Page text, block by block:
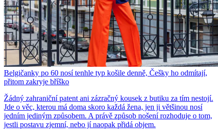
Belgičanky po 60 nosí tenhle typ košile denně, Češky ho odmítají,
přitom zakryje bříško
Žádný zahraniční patent ani zázračný kousek z butiku za tím nestojí.
Jde o věc, kterou má doma skoro každá žena, jen ji většinou nosí
jedním jediným způsobem. A právě způsob nošení rozhoduje o tom,
jestli postavu zjemní, nebo jí naopak přidá objem.